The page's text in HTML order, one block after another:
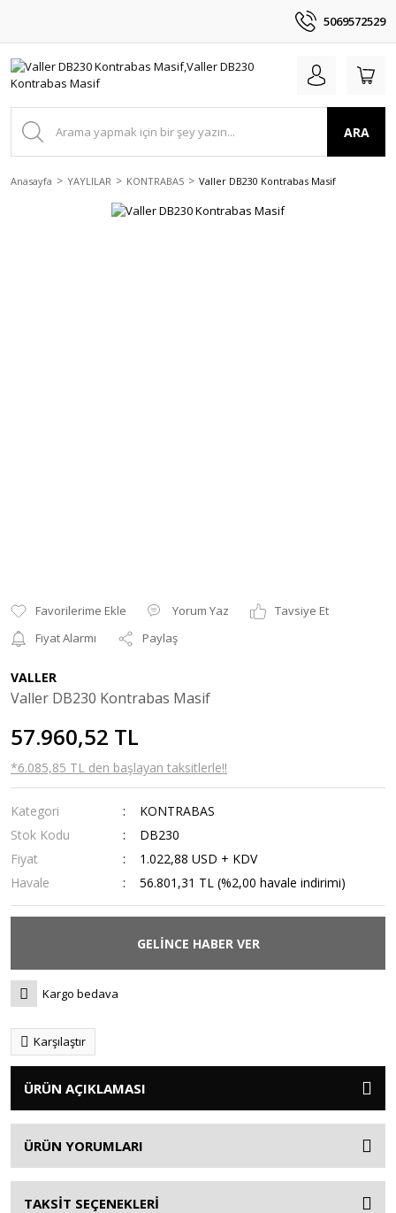
5069572529
ARA
Anasayfa YAYLILAR KONTRABAS Valler DB230 Kontrabas Masif
Yorum Yaz
Tavsiye Et
Fiyat Alarmı
Paylaş
VALLER
Valler DB230 Kontrabas Masif
57.960,52 TL
*6.085,85 TL den başlayan taksitlerle!!
Kategori
KONTRABAS
Stok Kodu
DB230
Fiyat
1.022,88 USD + KDV
Havale
56.801,31 TL (%2,00 havale indirimi)
GELİNCE HABER VER
Kargo bedava
Karşılaştır
ÜRÜN AÇIKLAMASI
ÜRÜN YORUMLARI
TAKSİT SEÇENEKLERİ